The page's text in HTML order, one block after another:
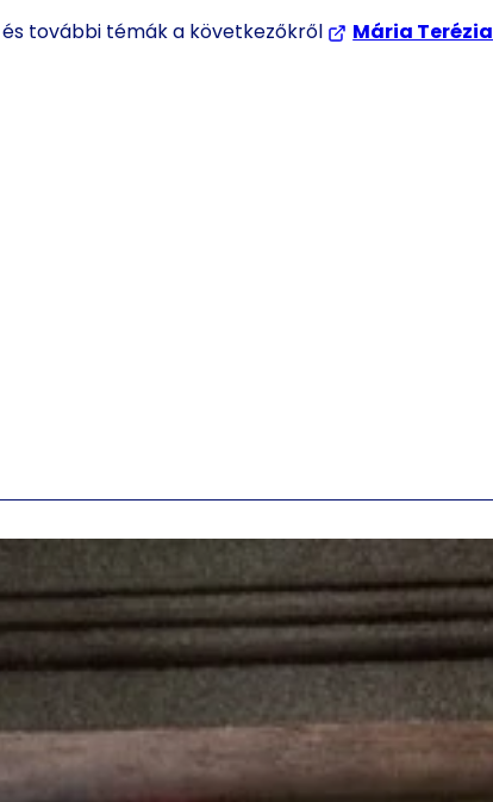
és további témák a következőkről Mária Terézia